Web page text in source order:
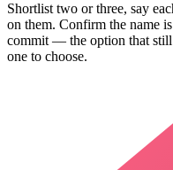
Shortlist two or three, say
on them. Confirm the name
commit — the option that still
one to choose.